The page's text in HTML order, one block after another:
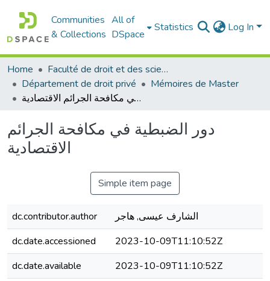
Communities
& Collections
All of
DSpace
Statistics Log In
Home
Faculté de droit et des sciences politiques
Département de droit privé
Mémoires de Master
دور الضبطية في مكافحة الجرائم الاقتصادية
دور الضبطية في مكافحة الجرائم
الاقتصادية
Simple item page
dc.contributor.author
الشارف عيسى, هاجر
dc.date.accessioned
2023-10-09T11:10:52Z
dc.date.available
2023-10-09T11:10:52Z